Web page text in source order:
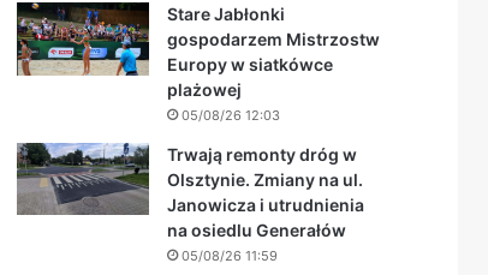
Stare Jabłonki
gospodarzem Mistrzostw
Europy w siatkówce
plażowej
05/08/26 12:03
Trwają remonty dróg w
Olsztynie. Zmiany na ul.
Janowicza i utrudnienia
na osiedlu Generałów
05/08/26 11:59